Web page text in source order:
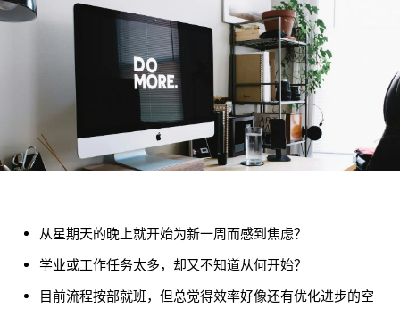
从星期天的晚上就开始为新一周而感到焦虑？
学业或工作任务太多，却又不知道从何开始？
目前流程按部就班，但总觉得效率好像还有优化进步的空